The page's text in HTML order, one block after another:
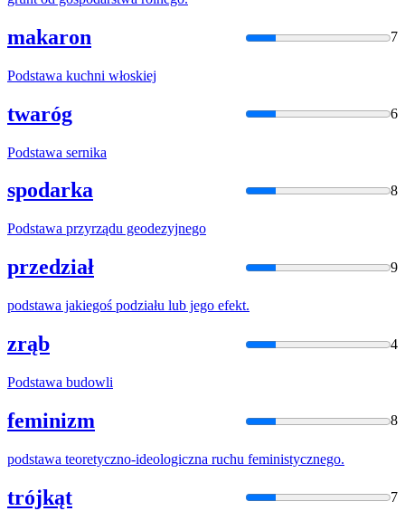
makaron 7
Podstawa kuchni włoskiej
twaróg 6
Podstawa sernika
spodarka 8
Podstawa przyrządu geodezyjnego
przedział 9
podstawa jakiegoś podziału lub jego efekt.
zrąb 4
Podstawa budowli
feminizm 8
podstawa teoretyczno-ideologiczna ruchu feministycznego.
trójkąt 7